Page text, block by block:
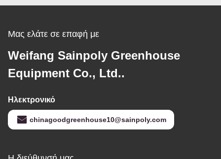
Μας ελάτε σε επαφή με
Weifang Sainpoly Greenhouse
Equipment Co., Ltd..
Ηλεκτρονικό
chinagoodgreenhouse10@sainpoly.com